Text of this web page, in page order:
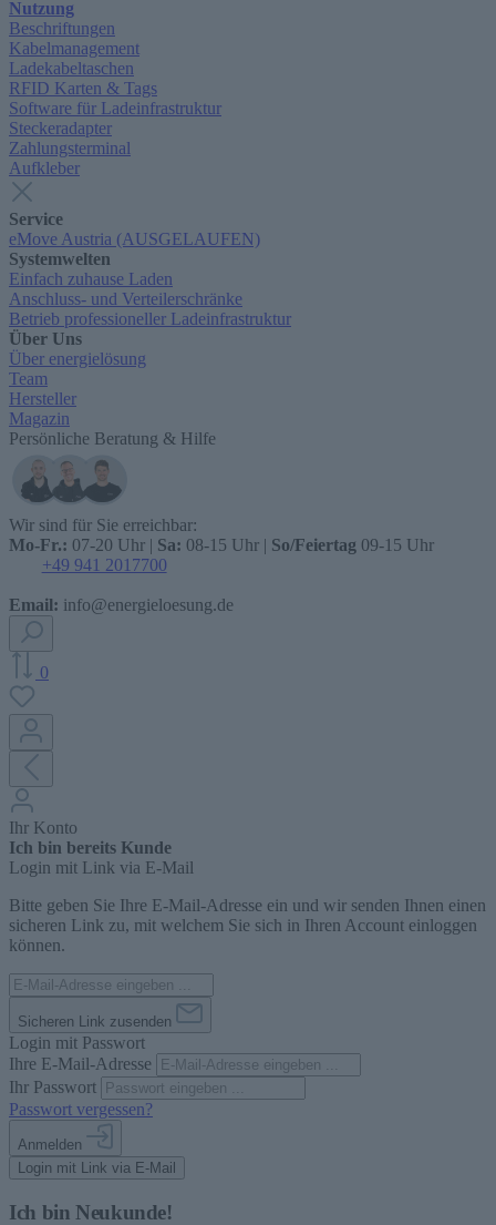
Nutzung
Beschriftungen
Kabelmanagement
Ladekabeltaschen
RFID Karten & Tags
Software für Ladeinfrastruktur
Steckeradapter
Zahlungsterminal
Aufkleber
Service
eMove Austria (AUSGELAUFEN)
Systemwelten
Einfach zuhause Laden
Anschluss- und Verteilerschränke
Betrieb professioneller Ladeinfrastruktur
Über Uns
Über energielösung
Team
Hersteller
Magazin
Persönliche Beratung & Hilfe
Wir sind für Sie erreichbar:
Mo-Fr.: 07-20 Uhr | Sa: 08-15 Uhr | So/Feiertag 09-15 Uhr
+49 941 2017700
Email: info@energieloesung.de
0
Ihr Konto
Ich bin bereits Kunde
Login mit Link via E-Mail
Bitte geben Sie Ihre E-Mail-Adresse ein und wir senden Ihnen einen
sicheren Link zu, mit welchem Sie sich in Ihren Account einloggen
können.
Sicheren Link zusenden
Login mit Passwort
Ihre E-Mail-Adresse
Ihr Passwort
Passwort vergessen?
Anmelden
Login mit Link via E-Mail
Ich bin Neukunde!